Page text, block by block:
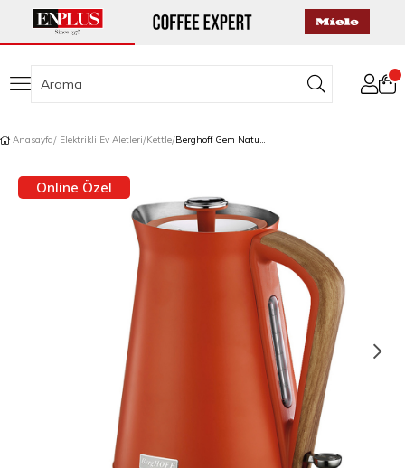
Anasayfa Elektrikli Ev Aletleri Kettle Berghoff Gem Natural Kettle 1,7 L Turuncu
Online Özel